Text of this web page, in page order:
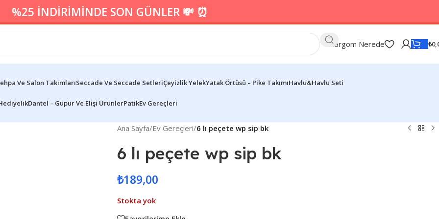
%25 İNDİRİMİNDE SON GÜNLER 💸 ⏰
Kargom Nerede ₺
Ve Salon TakımlarıSeccade Ve Seccade SetleriÇeyizlik YelekYatak Örtüsü – Pike TakımıHavlu&Havlu Seti
Dantel – Güpür Ve Elişi ÜrünlerPatikEv Gereçleri
Ana Sayfa/Ev Gereçleri/6 lı peçete wp sip bk
6 lı peçete wp sip bk
₺189,00
Stokta yok